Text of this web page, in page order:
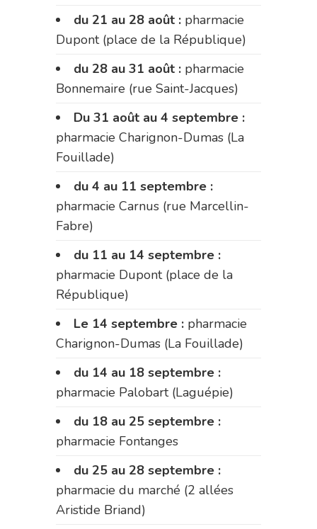
du 21 au 28 août : pharmacie
Dupont (place de la République)
du 28 au 31 août : pharmacie
Bonnemaire (rue Saint-Jacques)
Du 31 août au 4 septembre :
pharmacie Charignon-Dumas (La
Fouillade)
du 4 au 11 septembre :
pharmacie Carnus (rue Marcellin-
Fabre)
du 11 au 14 septembre :
pharmacie Dupont (place de la
République)
Le 14 septembre : pharmacie
Charignon-Dumas (La Fouillade)
du 14 au 18 septembre :
pharmacie Palobart (Laguépie)
du 18 au 25 septembre :
pharmacie Fontanges
du 25 au 28 septembre :
pharmacie du marché (2 allées
Aristide Briand)